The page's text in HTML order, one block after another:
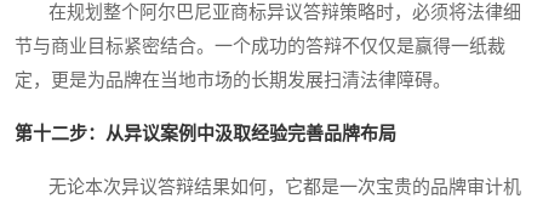
在规划整个阿尔巴尼亚商标异议答辩策略时，必须将法律细
节与商业目标紧密结合。一个成功的答辩不仅仅是赢得一纸裁
定，更是为品牌在当地市场的长期发展扫清法律障碍。
第十二步：从异议案例中汲取经验完善品牌布局
无论本次异议答辩结果如何，它都是一次宝贵的品牌审计机